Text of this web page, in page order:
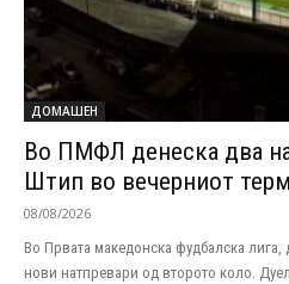
ДОМАШЕН
Во ПМФЛ денеска два
Штип во вечерниот
08/08/2026
Во Првата македонска фудбалска лига,
нови натпревари од второто коло.